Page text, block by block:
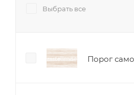
Выбрать все
Порог